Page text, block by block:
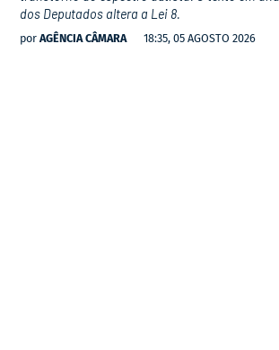
dos Deputados altera a Lei 8.
por AGÊNCIA CÂMARA 18:35, 05 AGOSTO 2026